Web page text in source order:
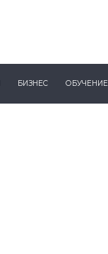
БИЗНЕС ОБУЧЕНИЕ